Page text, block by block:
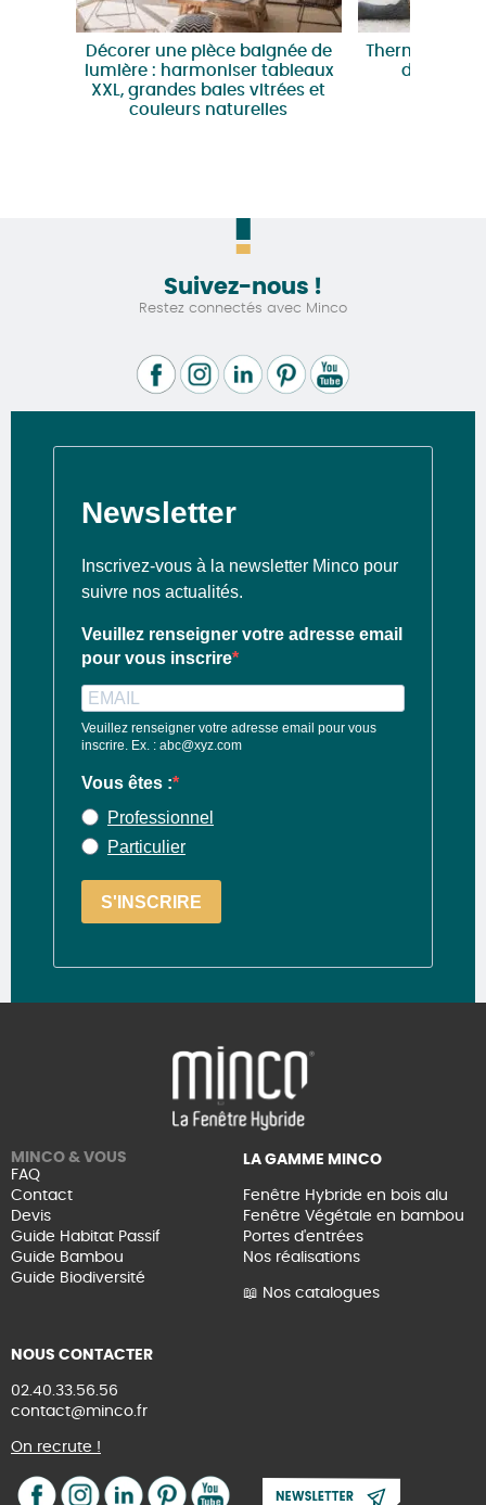
Décorer une pièce baignée de
lumière : harmoniser tableaux
XXL, grandes baies vitrées et
couleurs naturelles
du
Suivez-nous !
Restez connectés avec Minco
Newsletter
Inscrivez-vous à la newsletter Minco pour
suivre nos actualités.
Veuillez renseigner votre adresse email
pour vous inscrire
Veuillez renseigner votre adresse email pour vous
inscrire. Ex. : abc@xyz.com
Vous êtes :
Professionnel
Particulier
S'INSCRIRE
MINCO & VOUS
FAQ
Contact
Devis
Guide Habitat Passif
Guide Bambou
Guide Biodiversité
LA GAMME MINCO
Fenêtre Hybride en bois alu
Fenêtre Végétale en bambou
Portes d'entrées
Nos réalisations
📖 Nos catalogues
NOUS CONTACTER
02.40.33.56.56
contact@minco.fr
On recrute !